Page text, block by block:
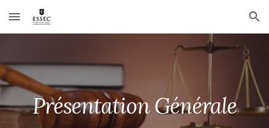
Skip to main content Skip to navigation
Présentation Générale